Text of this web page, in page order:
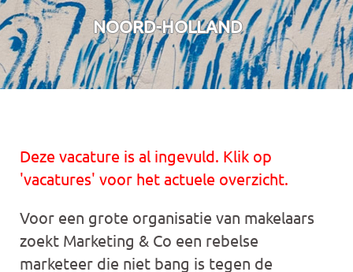
NOORD-HOLLAND
Deze vacature is al ingevuld. Klik op
'vacatures' voor het actuele overzicht.
Voor een grote organisatie van makelaars
zoekt Marketing & Co een rebelse
marketeer die niet bang is tegen de